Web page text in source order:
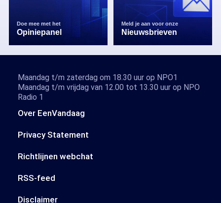
Doe mee met het
Opiniepanel
Meld je aan voor onze
Nieuwsbrieven
Over EenVandaag
Privacy Statement
Richtlijnen webchat
RSS-feed
Disclaimer
Maandag t/m zaterdag om 18.30 uur op NPO1
Maandag t/m vrijdag van 12.00 tot 13.30 uur op NPO
Radio 1